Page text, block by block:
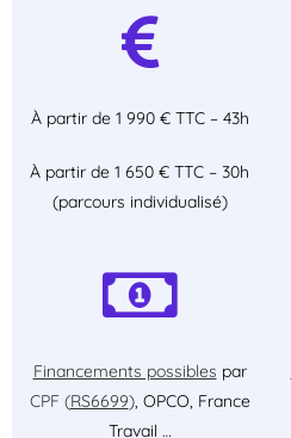
À partir de 1 990 € TTC – 43h
À partir de 1 650 € TTC – 30h
(parcours individualisé)
Financements possibles par
CPF (RS6699), OPCO, France
Travail …